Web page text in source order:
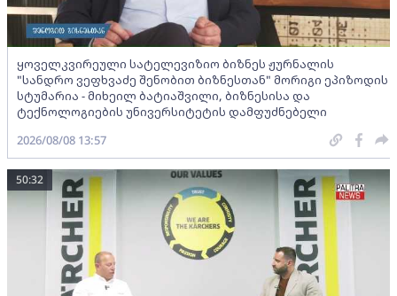
ყოველკვირეული სატელევიზიო ბიზნეს ჟურნალის
"სანდრო ვეფხვაძე შენობით ბიზნესთან" მორიგი ეპიზოდის
სტუმარია - მიხეილ ბატიაშვილი, ბიზნესისა და
ტექნოლოგიების უნივერსიტეტის დამფუძნებელი
2026/08/08 13:57
50:32